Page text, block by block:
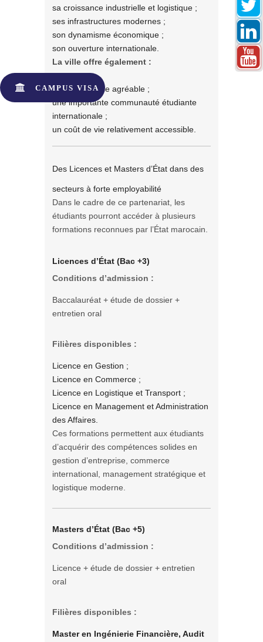
sa croissance industrielle et logistique ;
ses infrastructures modernes ;
son dynamisme économique ;
son ouverture internationale.
La ville offre également :
un cadre de vie agréable ;
une importante communauté étudiante
internationale ;
un coût de vie relativement accessible.
Des Licences et Masters d’État dans des
secteurs à forte employabilité
Dans le cadre de ce partenariat, les
étudiants pourront accéder à plusieurs
formations reconnues par l’État marocain.
Licences d’État (Bac +3)
Conditions d’admission :
Baccalauréat + étude de dossier +
entretien oral
Filières disponibles :
Licence en Gestion ;
Licence en Commerce ;
Licence en Logistique et Transport ;
Licence en Management et Administration
des Affaires.
Ces formations permettent aux étudiants
d’acquérir des compétences solides en
gestion d’entreprise, commerce
international, management stratégique et
logistique moderne.
Masters d’État (Bac +5)
Conditions d’admission :
Licence + étude de dossier + entretien
oral
Filières disponibles :
Master en Ingénierie Financière, Audit
CAMPUS VISA